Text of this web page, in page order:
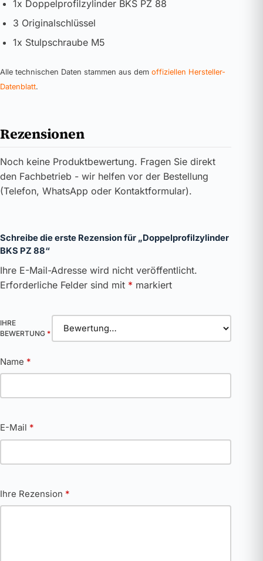
1x Doppelprofilzylinder BKS PZ 88
3 Originalschlüssel
1x Stulpschraube M5
Alle technischen Daten stammen aus dem offiziellen Hersteller-
Datenblatt.
Rezensionen
Noch keine Produktbewertung. Fragen Sie direkt
den Fachbetrieb - wir helfen vor der Bestellung
(Telefon, WhatsApp oder Kontaktformular).
Schreibe die erste Rezension für „Doppelprofilzylinder
BKS PZ 88“
Ihre E-Mail-Adresse wird nicht veröffentlicht.
Erforderliche Felder sind mit * markiert
IHRE
BEWERTUNG *
Name *
E-Mail *
Ihre Rezension *